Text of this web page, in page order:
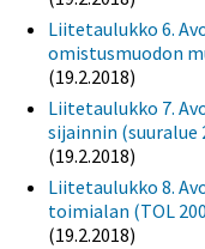
Liitetaulukko 6.
omistusmuodon
(19.2.2018)
Liitetaulukko 7.
sijainnin (suuralue
(19.2.2018)
Liitetaulukko 8.
toimialan (TOL
(19.2.2018)